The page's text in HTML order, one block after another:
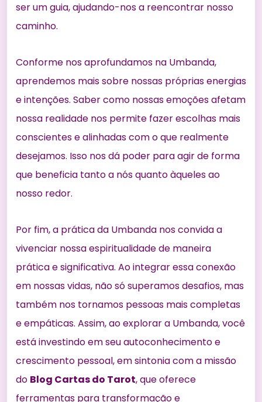
ser um guia, ajudando-nos a reencontrar nosso
caminho.
Conforme nos aprofundamos na Umbanda,
aprendemos mais sobre nossas próprias energias
e intenções. Saber como nossas emoções afetam
nossa realidade nos permite fazer escolhas mais
conscientes e alinhadas com o que realmente
desejamos. Isso nos dá poder para agir de forma
que beneficia tanto a nós quanto àqueles ao
nosso redor.
Por fim, a prática da Umbanda nos convida a
vivenciar nossa espiritualidade de maneira
prática e significativa. Ao integrar essa conexão
em nossas vidas, não só superamos desafios, mas
também nos tornamos pessoas mais completas
e empáticas. Assim, ao explorar a Umbanda, você
está investindo em seu autoconhecimento e
crescimento pessoal, em sintonia com a missão
do Blog Cartas do Tarot, que oferece
ferramentas para transformação e